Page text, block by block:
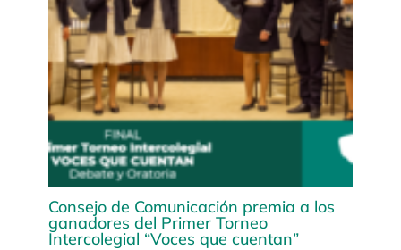
Consejo de Comunicación premia a los
ganadores del Primer Torneo
Intercolegial “Voces que cuentan”